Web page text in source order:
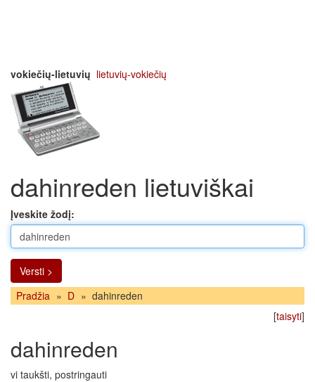
vokiečių-lietuvių lietuvių-vokiečių
dahinreden lietuviškai
Įveskite žodį:
Versti >
Pradžia » D » dahinreden
[taisyti]
dahinreden
vi taukšti, postringauti